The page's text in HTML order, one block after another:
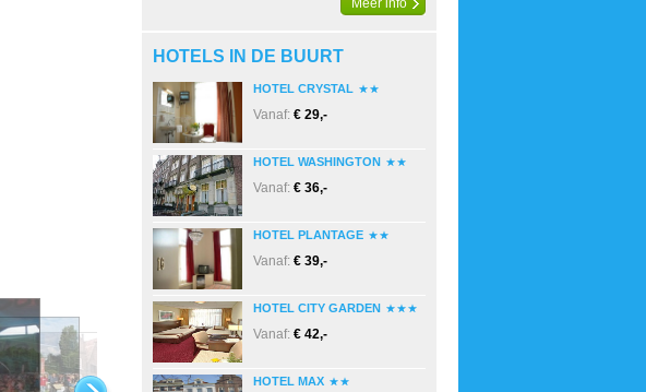
Meer info
HOTELS IN DE BUURT
HOTEL CRYSTAL
Vanaf: € 29,-
HOTEL WASHINGTON
Vanaf: € 36,-
HOTEL PLANTAGE
Vanaf: € 39,-
HOTEL CITY GARDEN
Vanaf: € 42,-
HOTEL MAX